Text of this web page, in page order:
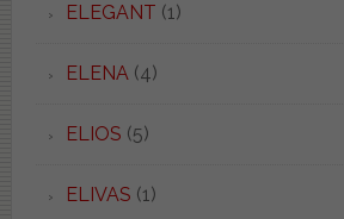
ELEGANT (1)
ELENA(4)
ELIOS (5)
ELIVAS (1)